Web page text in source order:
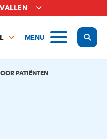
MENU
PATIËNTEN